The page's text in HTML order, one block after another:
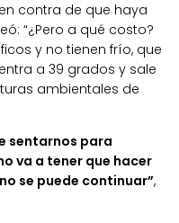
contra de que haya
“¿Pero a qué costo?
y no tienen frío, que
a 39 grados y sale
ambientales de
sentarnos para
va a tener que hacer
se puede continuar”,